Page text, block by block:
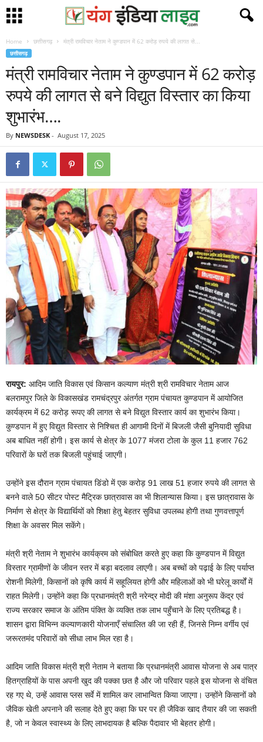
Home छत्तीसगढ़ मंत्री रामविचार नेताम ने कुण्डपान में 62 करोड़ रुपये की लागत से...
छत्तीसगढ़
मंत्री रामविचार नेताम ने कुण्डपान में 62 करोड़
रुपये की लागत से बने विद्युत विस्तार का किया
शुभारंभ….
By NEWSDESK - August 17, 2025
रायपुर: आदिम जाति विकास एवं किसान कल्याण मंत्री श्री रामविचार नेताम आज
बलरामपुर जिले के विकासखंड रामचंद्रपुर अंतर्गत ग्राम पंचायत कुण्डपान में आयोजित
कार्यक्रम में 62 करोड़ रूपए की लागत से बने विद्युत विस्तार कार्य का शुभारंभ किया।
कुण्डपान में हुए विद्युत विस्तार से निश्चित ही आगामी दिनों में बिजली जैसी बुनियादी सुविधा
अब बाधित नहीं होगी। इस कार्य से क्षेत्र के 1077 मंजरा टोला के कुल 11 हजार 762
परिवारों के घरों तक बिजली पहुंचाई जाएगी।
उन्होंने इस दौरान ग्राम पंचायत डिंडो में एक करोड़ 91 लाख 51 हजार रुपये की लागत से
बनने वाले 50 सीटर पोस्ट मैट्रिक छात्रावास का भी शिलान्यास किया। इस छात्रावास के
निर्माण से क्षेत्र के विद्यार्थियों को शिक्षा हेतु बेहतर सुविधा उपलब्ध होगी तथा गुणवत्तापूर्ण
शिक्षा के अवसर मिल सकेंगे।
मंत्री श्री नेताम ने शुभारंभ कार्यक्रम को संबोधित करते हुए कहा कि कुण्डपान में विद्युत
विस्तार ग्रामीणों के जीवन स्तर में बड़ा बदलाव लाएगी। अब बच्चों को पढ़ाई के लिए पर्याप्त
रोशनी मिलेगी, किसानों को कृषि कार्य में सहूलियत होगी और महिलाओं को भी घरेलू कार्यों में
राहत मिलेगी। उन्होंने कहा कि प्रधानमंत्री श्री नरेन्द्र मोदी की मंशा अनुरूप केंद्र एवं
राज्य सरकार समाज के अंतिम पंक्ति के व्यक्ति तक लाभ पहुँचाने के लिए प्रतिबद्ध है।
शासन द्वारा विभिन्न कल्याणकारी योजनाएँ संचालित की जा रही हैं, जिनसे निम्न वर्गीय एवं
जरूरतमंद परिवारों को सीधा लाभ मिल रहा है।
आदिम जाति विकास मंत्री श्री नेताम ने बताया कि प्रधानमंत्री आवास योजना से अब पात्र
हितग्राहियों के पास अपनी खुद की पक्का छत है और जो परिवार पहले इस योजना से वंचित
रह गए थे, उन्हें आवास प्लस सर्वे में शामिल कर लाभान्वित किया जाएगा। उन्होंने किसानों को
जैविक खेती अपनाने की सलाह देते हुए कहा कि घर पर ही जैविक खाद तैयार की जा सकती
है, जो न केवल स्वास्थ्य के लिए लाभदायक है बल्कि पैदावार भी बेहतर होगी।